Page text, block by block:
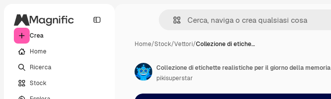
Crea
Home
Ricerca
Stock
Home/Stock/Vettori/Collezione di etiche…
Collezione di etichette realistiche per il giorno della memoria
pikisuperstar